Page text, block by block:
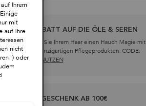
20% RABATT AUF DIE ÖLE & SEREN
Schenken Sie Ihrem Haar einen Hauch Magie mit
unseren einzigartigen Pflegeprodukten. CODE:
SERUM -
NUTZEN
UNSER GESCHENK AB 100€
Ihrem
mit
auf Ihre
nicht
oder